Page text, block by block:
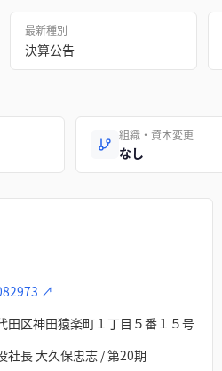
最新種別
決算公告
組織・資本変更
なし
↗
田区神田猿楽町１丁目５番１５号
社長 大久保忠志 / 第20期